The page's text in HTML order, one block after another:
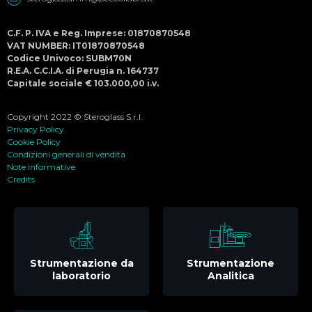
C.F. P. IVA e Reg. Imprese: 01870870548
VAT NUMBER: IT01870870548
Codice Univoco: SUBM70N
R.E.A. C.C.I.A. di Perugia n. 164737
Capitale sociale € 103.000,00 i.v.
Copyright 2022 © Steroglass S.r.l.
Privacy Policy
Cookie Policy
Condizioni generali di vendita
Note informative
Credits
Strumentazione da
laboratorio
Strumentazione
Analitica